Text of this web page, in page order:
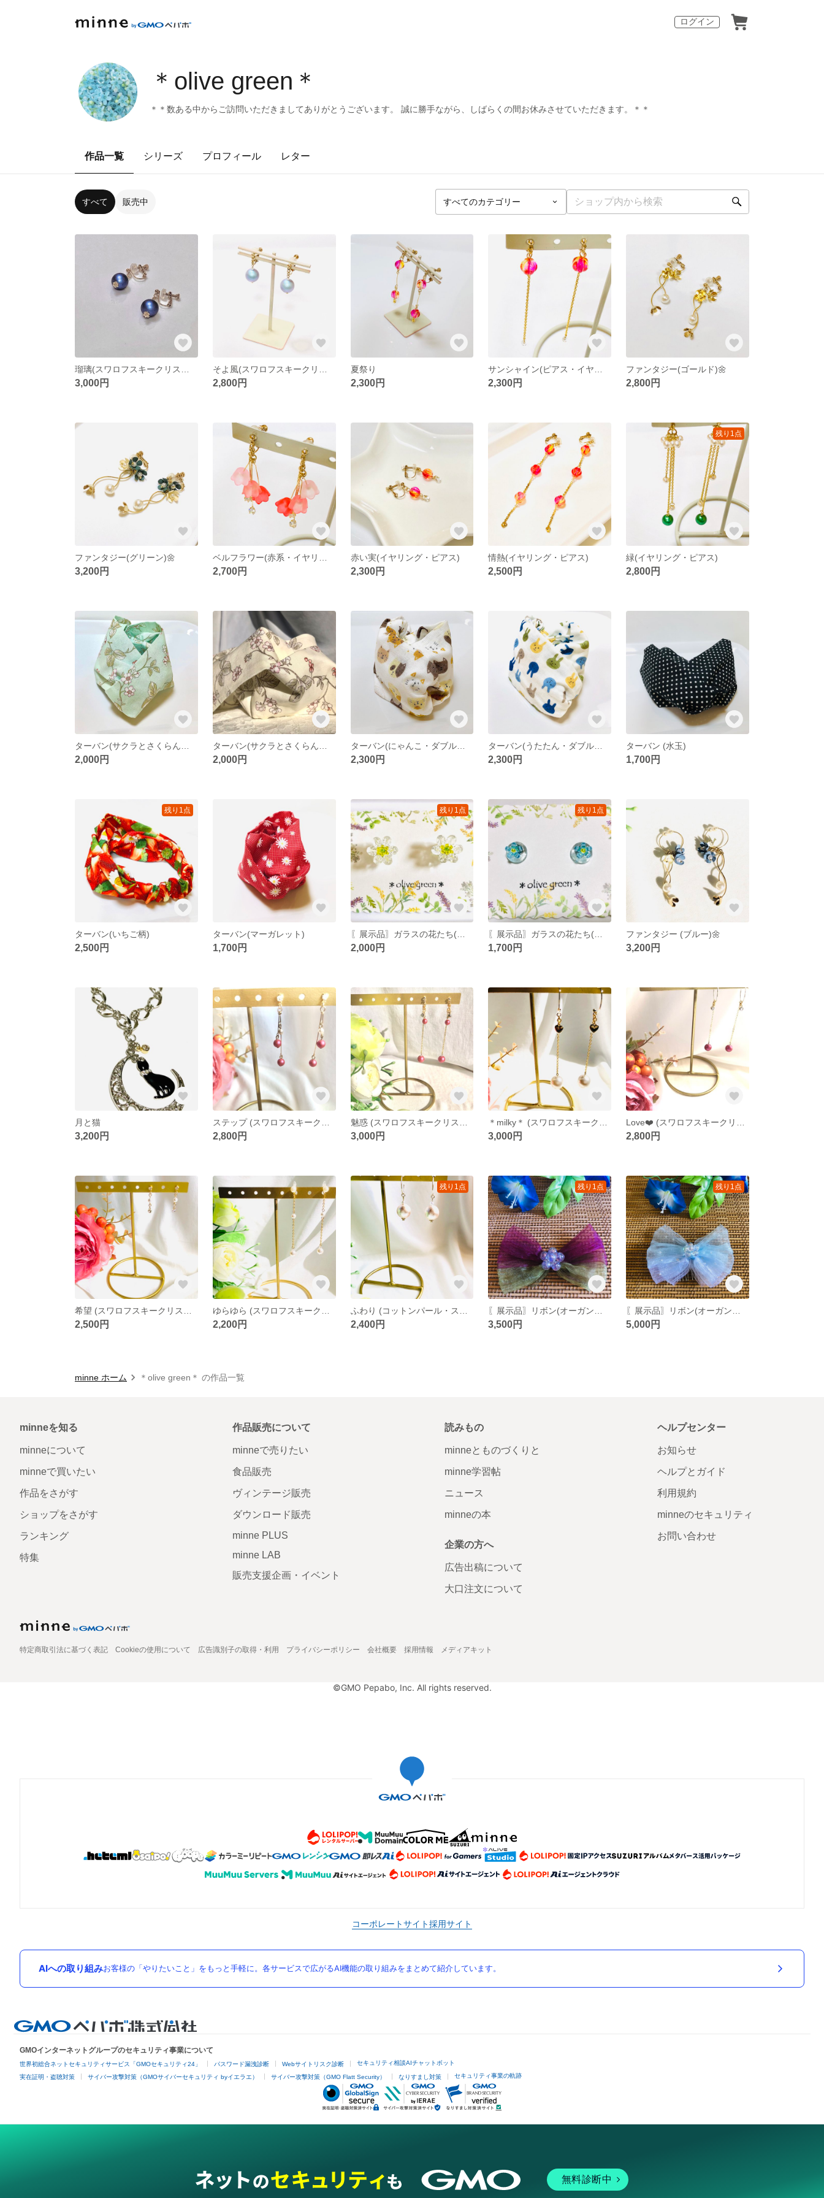
ログイン
＊olive green＊
＊＊数ある中からご訪問いただきましてありがとうございます。 誠に勝手ながら、しばらくの間お休みさせていただきます。＊＊
作品一覧 シリーズ プロフィール レター
すべて 販売中
3,000円 2,800円
夏祭り
2,300円 2,300円
ファンタジー(ゴールド)🌼
2,800円
ファンタジー(グリーン)🌼
3,200円 2,700円
赤い実(イヤリング・ピアス)
2,300円
情熱(イヤリング・ピアス)
2,500円
残り1点
緑(イヤリング・ピアス)
2,800円
2,000円 2,000円
ターバン(にゃんこ・ダブルガーゼ)
2,300円 2,300円
ターバン (水玉)
1,700円
残り1点
ターバン(いちご柄)
2,500円
ターバン(マーガレット)
1,700円
残り1点
〖展示品〗ガラスの花たち(山荷葉・さんかよう小)
2,000円
残り1点
1,700円
ファンタジー (ブルー)🌼
3,200円
月と猫
3,200円 2,800円 3,000円 3,000円 2,800円
2,500円 2,200円
残り1点
2,400円
残り1点
3,500円
残り1点
5,000円
minne ホーム ＊olive green＊ の作品一覧
minneを知る
minneについて
minneで買いたい
作品をさがす
ショップをさがす
ランキング
特集
作品販売について
minneで売りたい
食品販売
ヴィンテージ販売
ダウンロード販売
minne PLUS
minne LAB
販売支援企画・イベント
読みもの
minneとものづくりと
minne学習帖
ニュース
minneの本
企業の方へ
広告出稿について
大口注文について
ヘルプセンター
お知らせ
ヘルプとガイド
利用規約
minneのセキュリティ
お問い合わせ
特定商取引法に基づく表記 Cookieの使用について 広告識別子の取得・利用 プライバシーポリシー 会社概要 採用情報 メディアキット
©GMO Pepabo, Inc. All rights reserved.
コーポレートサイト採用サイト
AIへの取り組みお客様の「やりたいこと」をもっと手軽に。各サービスで広がるAI機能の取り組みをまとめて紹介しています。
GMOインターネットグループのセキュリティ事業について
世界初総合ネットセキュリティサービス「GMOセキュリティ24」 パスワード漏洩診断 Webサイトリスク診断 セキュリティ相談AIチャットボット
実在証明・盗聴対策 サイバー攻撃対策（GMOサイバーセキュリティ byイエラエ） サイバー攻撃対策（GMO Flatt Security） なりすまし対策 セキュリティ事業の軌跡
無料診断中